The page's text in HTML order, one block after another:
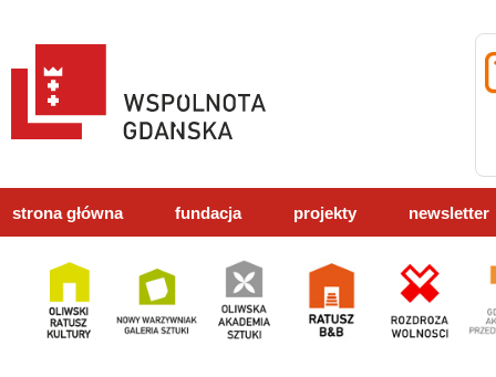
strona główna fundacja projekty newsletter